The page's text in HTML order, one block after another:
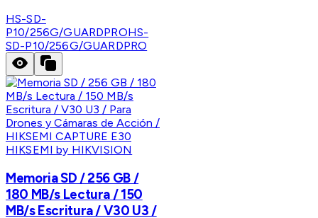
HS-SD-
P10/256G/GUARDPROHS-
SD-P10/256G/GUARDPRO
HIKSEMI by HIKVISION
Memoria SD / 256 GB /
180 MB/s Lectura / 150
MB/s Escritura / V30 U3 /